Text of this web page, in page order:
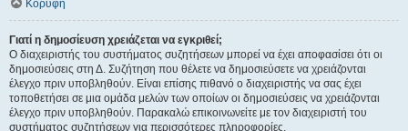
Κορυφή
Γιατί η δημοσίευση χρειάζεται να εγκριθεί;
Ο διαχειριστής του συστήματος συζητήσεων μπορεί να έχει αποφασίσει ότι οι
δημοσιεύσεις στη Δ. Συζήτηση που θέλετε να δημοσιεύσετε να χρειάζονται
έλεγχο πριν υποβληθούν. Είναι επίσης πιθανό ο διαχειριστής να σας έχει
τοποθετήσει σε μια ομάδα μελών των οποίων οι δημοσιεύσεις να χρειάζονται
έλεγχο πριν υποβληθούν. Παρακαλώ επικοινωνείτε με τον διαχειριστή του
συστήματος συζητήσεων για περισσότερες πληροφορίες.